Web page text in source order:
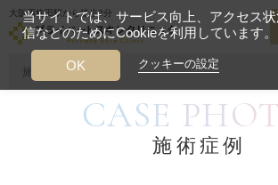
大阪西梅田駅から徒歩2分
糸リフト ヒアルロン酸
施術症例 色ムラのない肌に
CASE
施術症例
当サイトでは、サービス向上、アクセス
信などのためにCookieを利用しています。
クッキーの設定
OK